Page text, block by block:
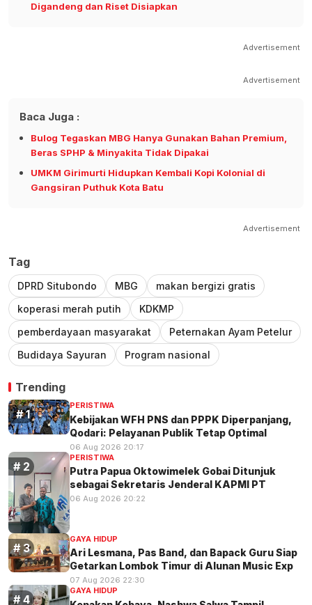
Digandeng dan Riset Disiapkan
Advertisement
Advertisement
Baca Juga :
Bulog Tegaskan MBG Hanya Gunakan Bahan Premium,
Beras SPHP & Minyakita Tidak Dipakai
UMKM Girimurti Hidupkan Kembali Kopi Kolonial di
Gangsiran Puthuk Kota Batu
Advertisement
Tag
DPRD Situbondo MBG
makan bergizi gratis
koperasi merah putih
KDKMP
pemberdayaan masyarakat
Peternakan Ayam Petelur
Budidaya Sayuran
Program nasional
Trending
PERISTIWA
Kebijakan WFH PNS dan PPPK Diperpanjang,
Qodari: Pelayanan Publik Tetap Optimal
06 Aug 2026 20:17
PERISTIWA
Putra Papua Oktowimelek Gobai Ditunjuk
sebagai Sekretaris Jenderal KAPMI PT
06 Aug 2026 20:22
GAYA HIDUP
Ari Lesmana, Pas Band, dan Bapack Guru Siap
Getarkan Lombok Timur di Alunan Music Exp
07 Aug 2026 22:30
GAYA HIDUP